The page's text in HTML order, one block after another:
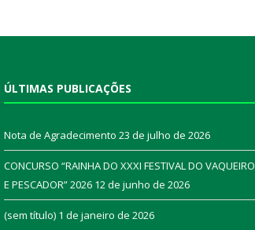
ÚLTIMAS PUBLICAÇÕES
Nota de Agradecimento 23 de julho de 2026
CONCURSO “RAINHA DO XXXI FESTIVAL DO VAQUEIRO
E PESCADOR” 2026 12 de junho de 2026
(sem título) 1 de janeiro de 2026